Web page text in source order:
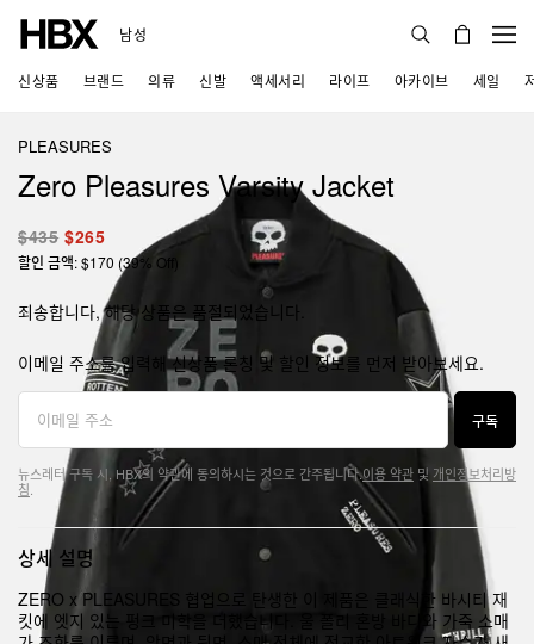
남성
신상품 브랜드 의류 신발 액세서리 라이프 아카이브 세일
PLEASURES
Zero Pleasures Varsity Jacket
$435 $265
할인 금액: $170 (39% Off)
죄송합니다, 해당 상품은 품절되었습니다.
이메일 주소를 입력해 신상품 론칭 및 할인 정보를 먼저 받아보세요.
구독
뉴스레터 구독 시, HBX의 약관에 동의하시는 것으로 간주됩니다.이용 약관 및 개인정보처리방
침
상세 설명
ZERO x PLEASURES 협업으로 탄생한 이 제품은 클래식한 바시티 재
킷에 엣지 있는 펑크 미학을 더했습니다. 울 폴리 혼방 바디와 가죽 소매